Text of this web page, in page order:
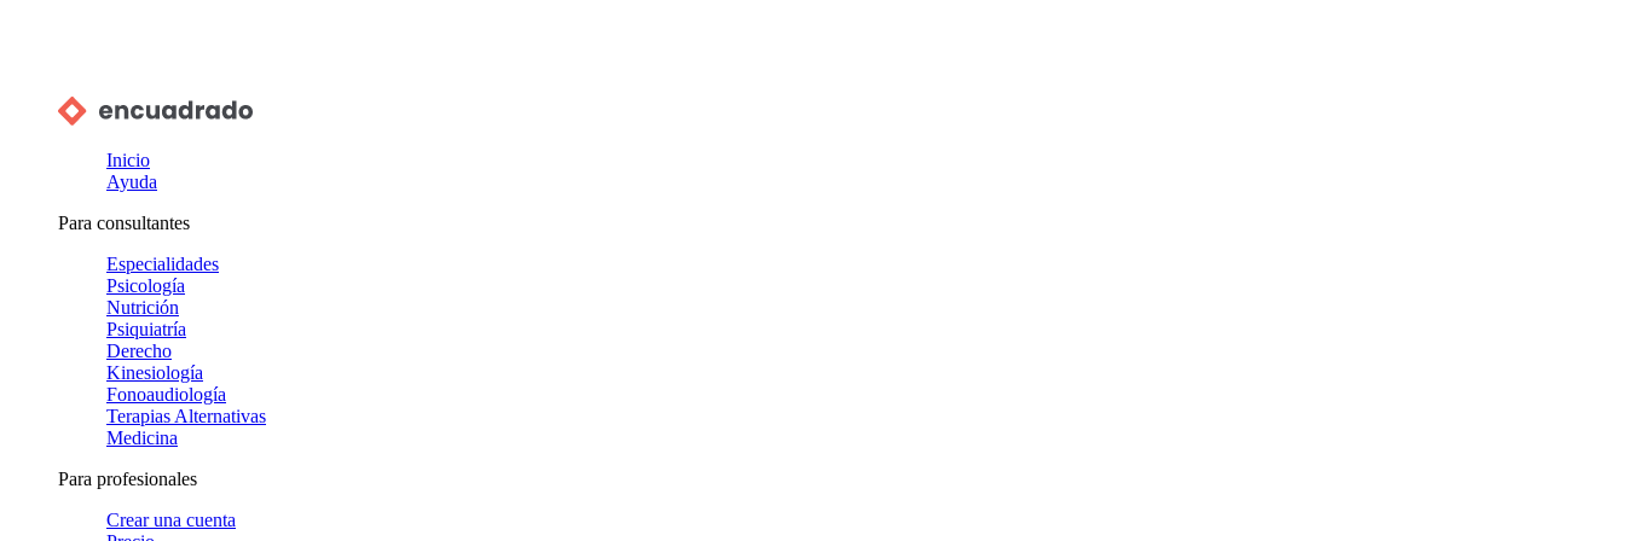
Inicio
Ayuda
Para consultantes
Especialidades
Psicología
Nutrición
Psiquiatría
Derecho
Kinesiología
Fonoaudiología
Terapias Alternativas
Medicina
Para profesionales
Crear una cuenta